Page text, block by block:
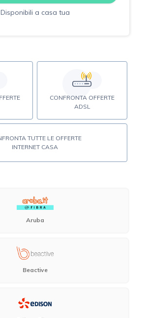
Disponibili a casa tua
CONFRONTA OFFERTE
ADSL
TUTTE LE OFFERTE
INTERNET CASA
Aruba
Beactive